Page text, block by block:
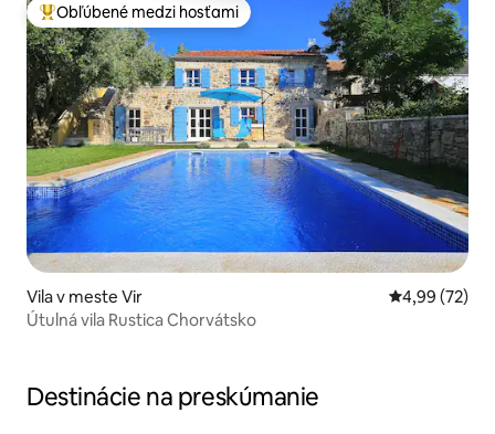
Najobľúbenejšie medzi hosťami
Obľúbené medzi hosťami
Vila v meste Vir Priemerné
4,99 (72)
Útulná vila Rustica Chorvátsko
Destinácie na preskúmanie